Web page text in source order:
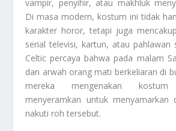
vampir, penyihir, atau makhluk
Di masa modern, kostum ini tidak
karakter horor, tetapi juga
serial televisi, kartun, atau pahlawan
Celtic percaya bahwa pada malam
dan arwah orang mati berkeliaran di
mereka mengenakan
menyeramkan untuk menyamarkan
nakuti roh tersebut.